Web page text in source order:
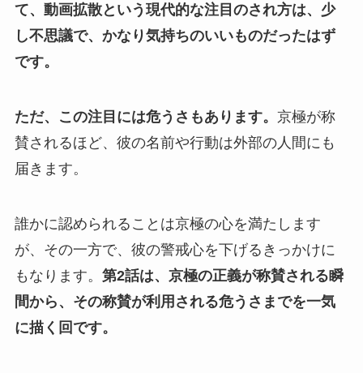
て、動画拡散という現代的な注目のされ方は、少
し不思議で、かなり気持ちのいいものだったはず
です。
ただ、この注目には危うさもあります。 京極が称
賛されるほど、彼の名前や行動は外部の人間にも
届きます。
誰かに認められることは京極の心を満たします
が、その一方で、彼の警戒心を下げるきっかけに
もなります。 第2話は、京極の正義が称賛される瞬
間から、その称賛が利用される危うさまでを一気
に描く回です。